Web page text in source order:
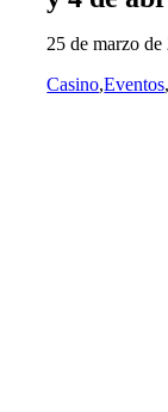
25 de marzo de
Casino,Eventos